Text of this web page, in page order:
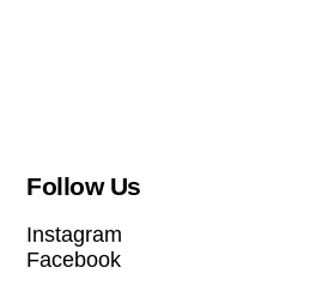
Follow Us
Instagram
Facebook